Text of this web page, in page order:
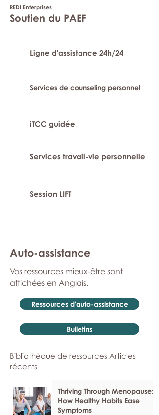
REDI Enterprises
Soutien du PAEF
Ligne d'assistance 24h/24
Services de counseling personnel
iTCC guidée
Services travail-vie personnelle
Session LIFT
Auto-assistance
Vos ressources mieux-être sont
affichées en Anglais.
Ressources d'auto-assistance
Bulletins
Bibliothèque de ressources Articles
récents
Thriving Through Menopause:
How Healthy Habits Ease
Symptoms